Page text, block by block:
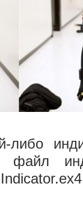
либо
файл